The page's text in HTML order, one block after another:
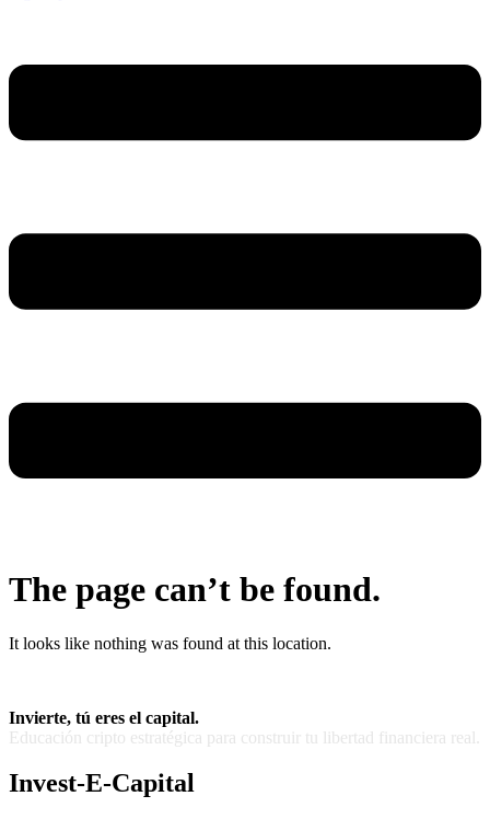
The page can’t be found.
It looks like nothing was found at this location.
Invierte, tú eres el capital.
Educación cripto estratégica para construir tu libertad financiera real.
Invest-E-Capital